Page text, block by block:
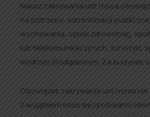
Nakaz zakrywania ust i nosa
na potrzeby: administracji
wychowania, opieki zdrowotnej,
lub telekomunikacyjnych, turystyki,
wodnym śródlądowym. Za budynek
Obowiązek zakrywania ust i nosa
z wyjątkiem osób bezpośrednio